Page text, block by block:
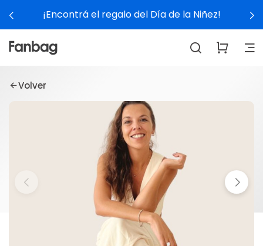
¡Encontrá el regalo del Día de la Niñez!
Volver